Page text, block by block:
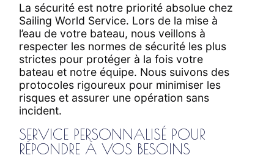
La sécurité est notre priorité absolue chez
Sailing World Service. Lors de la mise à
l’eau de votre bateau, nous veillons à
respecter les normes de sécurité les plus
strictes pour protéger à la fois votre
bateau et notre équipe. Nous suivons des
protocoles rigoureux pour minimiser les
risques et assurer une opération sans
incident.
SERVICE PERSONNALISÉ POUR
RÉPONDRE À VOS BESOINS